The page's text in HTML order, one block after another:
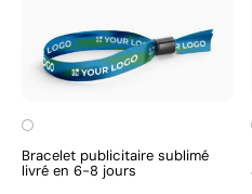
Bracelet publicitaire sublimé
livré en 6-8 jours